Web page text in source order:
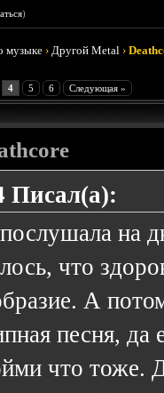
)
музыке ›Другой Metal ›
4 5 6 Следующая »
Писал(а):
на
что
А
песня,
что тоже.